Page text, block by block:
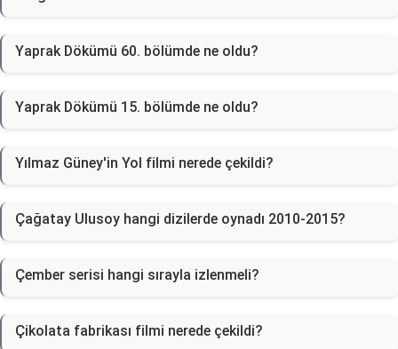
Yaprak Dökümü 60. bölümde ne oldu?
Yaprak Dökümü 15. bölümde ne oldu?
Yılmaz Güney'in Yol filmi nerede çekildi?
Çağatay Ulusoy hangi dizilerde oynadı 2010-2015?
Çember serisi hangi sırayla izlenmeli?
Çikolata fabrikası filmi nerede çekildi?